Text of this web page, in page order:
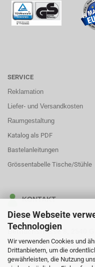
Diese Webseite
Technologien
Wir verwenden Cookies und
Drittanbietern, um die
gewährleisten, die Nutzung
SERVICE
Reklamation
Liefer- und Versandkosten
Raumgestaltung
Katalog als PDF
Bastelanleitungen
Grössentabelle Tische/Stühle
KONTAKT
MyTibo GmbH
Bettlachstrasse 8, 2540
Beratung unter: Mo-Fr, 09:00 -
032 622 0484